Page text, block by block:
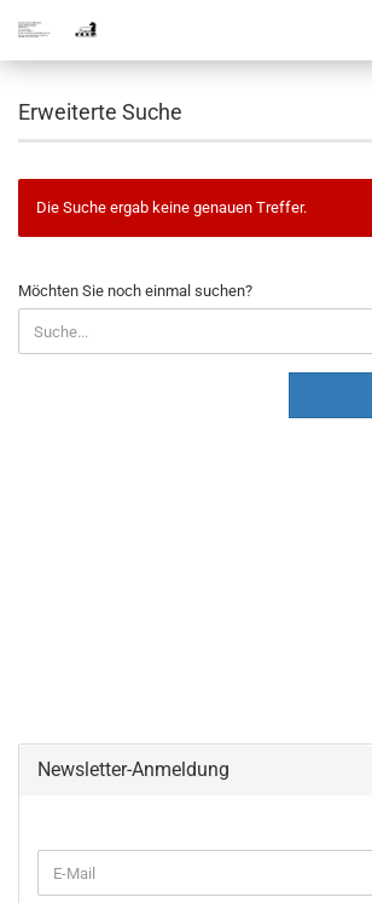
Erweiterte Suche
Die Suche ergab keine genauen Treffer.
MÖCHTEN
SIE
NOCH
EINMAL
Möchten Sie noch einmal suchen?
Newsletter-Anmeldung
ZUR
E-
Mail